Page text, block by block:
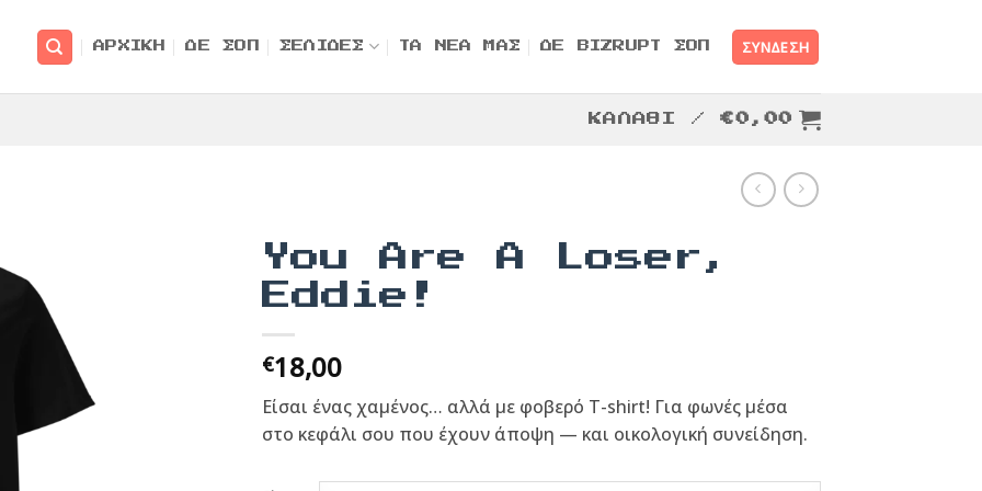
ΑΡΧΙΚΗ ΔΕ ΣΟΠ ΣΕΛΙΔΕΣ ΤΑ ΝΕΑ ΜΑΣ ΔΕ BIZRUPT ΣΟΠ ΣΎΝΔΕΣΗ
ΚΑΛΆΘΙ /€0,00
You Are A Loser,
Eddie!
€18,00
Είσαι ένας χαμένος… αλλά με φοβερό T-shirt! Για φωνές μέσα
στο κεφάλι σου που έχουν άποψη — και οικολογική συνείδηση.